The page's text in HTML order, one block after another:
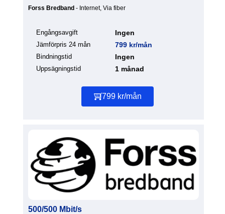
Forss Bredband - Internet, Via fiber
Engångsavgift Ingen
Jämförpris 24 mån 799 kr/mån
Bindningstid Ingen
Uppsägningstid 1 månad
799 kr/mån
500/500 Mbit/s